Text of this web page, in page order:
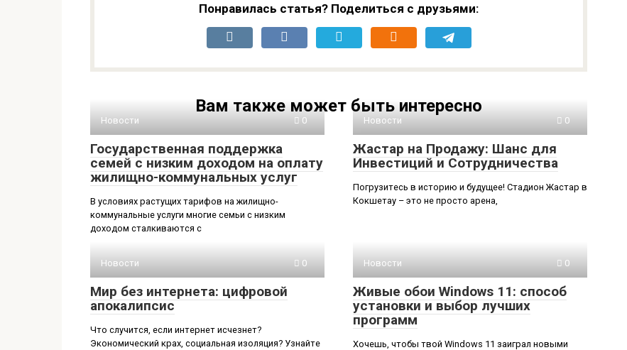
Понравилась статья? Поделиться с друзьями:
Вам также может быть интересно
Новости 0
Государственная поддержка
семей с низким доходом на оплату
жилищно-коммунальных услуг
В условиях растущих тарифов на жилищно-
коммунальные услуги многие семьи с низким
доходом сталкиваются с
Новости 0
Жастар на Продажу: Шанс для
Инвестиций и Сотрудничества
Погрузитесь в историю и будущее! Стадион Жастар в
Кокшетау – это не просто арена,
Новости 0
Мир без интернета: цифровой
апокалипсис
Что случится, если интернет исчезнет?
Экономический крах, социальная изоляция? Узнайте
Новости 0
Живые обои Windows 11: способ
установки и выбор лучших
программ
Хочешь, чтобы твой Windows 11 заиграл новыми